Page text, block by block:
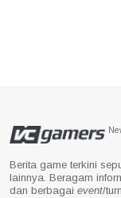
Berita game terkini
lainnya. Beragam
dan berbagai event/